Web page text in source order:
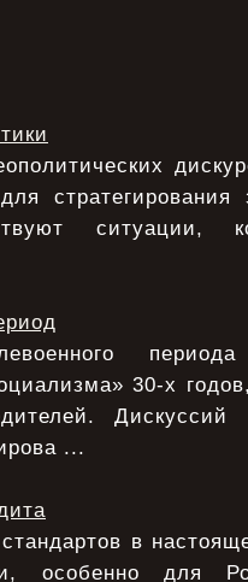
ситуации,
30-х
...
в
особенно для